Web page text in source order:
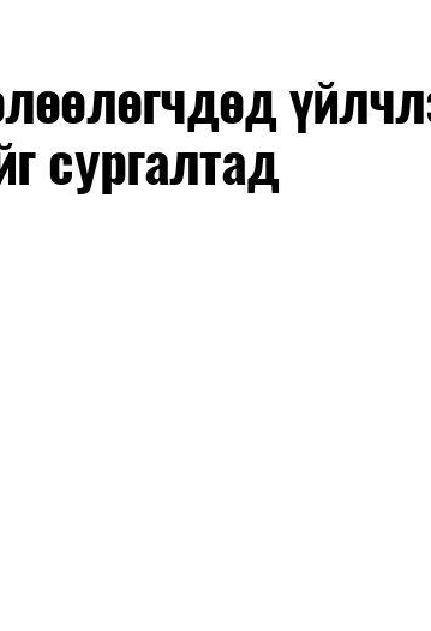
сургалтад